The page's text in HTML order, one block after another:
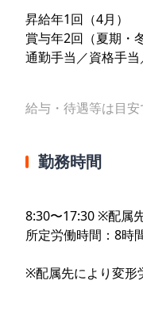
昇給年1回（4月）
賞与年2回（夏期・
通勤手当／資格手
給与・待遇等は目
勤務時間
8:30〜17:30 ※配属
所定労働時間：8時
※配属先により変形